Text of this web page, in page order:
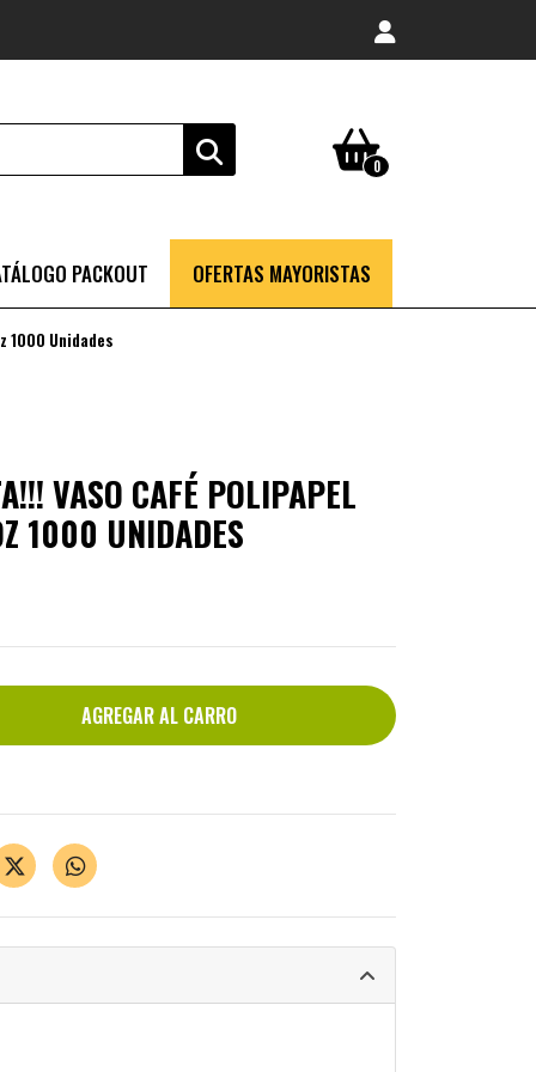
0
PACKOUT OFERTAS MAYORISTAS
1000 Unidades
VASO CAFÉ POLIPAPEL
1000 UNIDADES